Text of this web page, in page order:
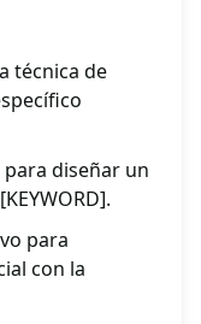
técnica de
diseñar un
para
con la